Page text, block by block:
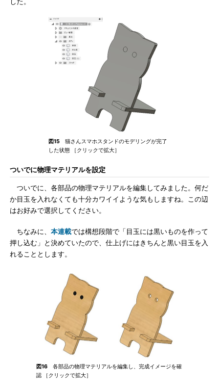
図15 猫さんスマホスタンドのモデリングが完了
した状態 ［クリックで拡大］
ついでに物理マテリアルを設定
ついでに、各部品の物理マテリアルを編集してみました。何だ
か目玉を入れなくても十分カワイイような気もしますね。この辺
はお好みで選択してください。
ちなみに、 本連載では構想段階で「目玉には黒いものを作って
押し込む」と決めていたので、仕上げにはきちんと黒い目玉を入
れることとします。
図16 各部品の物理マテリアルを編集し、完成イメージを確
認 ［クリックで拡大］